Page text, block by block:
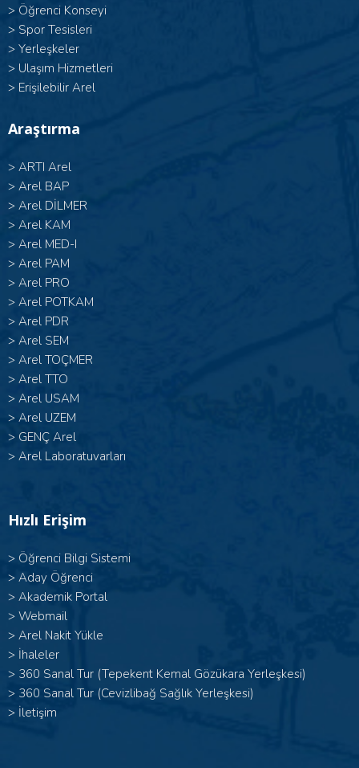
> Öğrenci Konseyi
> Spor Tesisleri
> Yerleşkeler
> Ulaşım Hizmetleri
> Erişilebilir Arel
Araştırma
> ARTI Arel
> Arel BAP
> Arel DİLMER
> Arel KAM
> Arel MED-I
> Arel PAM
> Arel PRO
> Arel POTKAM
> Arel PDR
> Arel SEM
> Arel TOÇMER
> Arel TTO
> Arel USAM
> Arel UZEM
> GENÇ Arel
> Arel Laboratuvarları
Hızlı Erişim
> Öğrenci Bilgi Sistemi
> Aday Öğrenci
> Akademik Portal
> Webmail
> Arel Nakit Yükle
> İhaleler
> 360 Sanal Tur (Tepekent Kemal Gözükara Yerleşkesi)
> 360 Sanal Tur (Cevizlibağ Sağlık Yerleşkesi)
> İletişim